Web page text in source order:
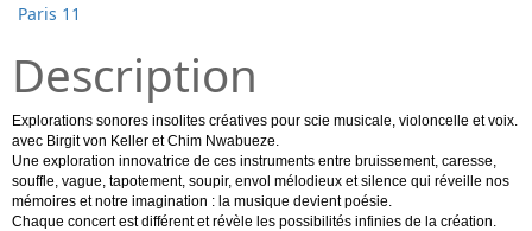
Paris 11
Description
Explorations sonores insolites créatives pour scie musicale, violoncelle et voix.
avec Birgit von Keller et Chim Nwabueze.
Une exploration innovatrice de ces instruments entre bruissement, caresse,
souffle, vague, tapotement, soupir, envol mélodieux et silence qui réveille nos
mémoires et notre imagination : la musique devient poésie.
Chaque concert est différent et révèle les possibilités infinies de la création.